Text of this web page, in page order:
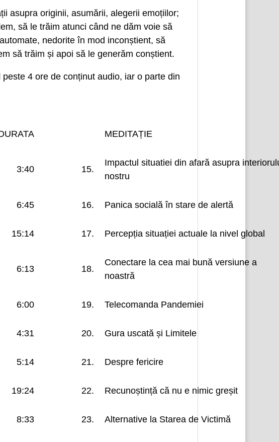
asupra originii, asumării, alegerii emoțiilor;
să le trăim atunci când ne dăm voie să
nedorite în mod inconștient, să
să trăim și apoi să le generăm conștient.
4 ore de conținut audio, iar o parte din
MEDITAȚIE
3:40 15.
Impactul situatiei din afară asupra
nostru
6:45 16. Panica socială în stare de alertă
15:14 17. Percepția situației actuale la nivel global
6:13 18.
Conectare la cea mai bună versiune a
noastră
6:00 19. Telecomanda Pandemiei
4:31 20. Gura uscată și Limitele
5:14 21. Despre fericire
19:24 22. Recunoștință că nu e nimic greșit
8:33 23. Alternative la Starea de Victimă